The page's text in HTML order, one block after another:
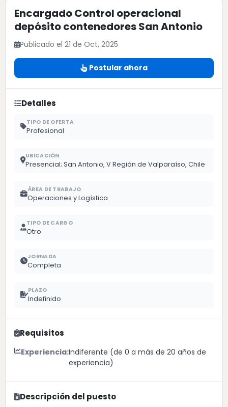
Encargado Control operacional
depósito contenedores San Antonio
Publicado el 21 de Oct, 2025
Postular ahora
Detalles
TIPO DE OFERTA
Profesional
UBICACIÓN
Presencial; San Antonio, V Región de Valparaíso, Chile
ÁREA DE TRABAJO
Operaciones y Logística
TIPO DE CARGO
Otro
JORNADA
Completa
PLAZO
Indefinido
Requisitos
Experiencia:Indiferente (de 0 a más de 20 años de
experiencia)
Descripción del puesto